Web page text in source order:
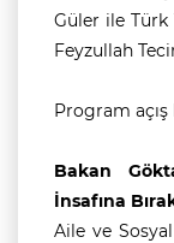
Güler ile Türk
Feyzullah
Program açış
Bakan
İnsafına
Aile ve